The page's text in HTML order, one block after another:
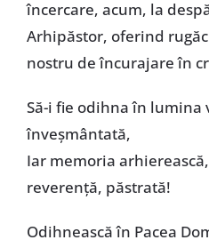
încercare, acum, la
Arhipăstor, oferind
nostru de încurajare în
Să-i fie odihna în lumina
înveşmântată,
Iar memoria
reverenţă, păstrată!
Odihnească în Pacea